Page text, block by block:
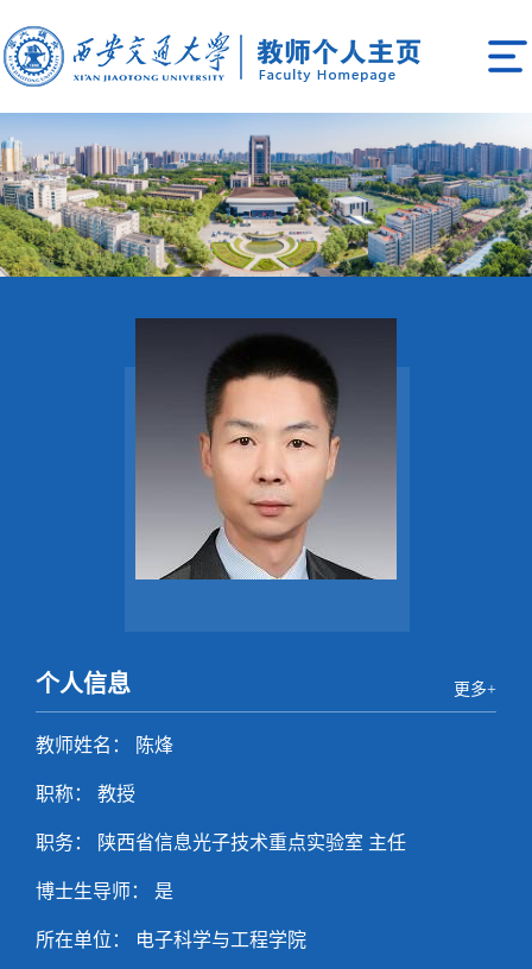
个人信息 更多+
教师姓名： 陈烽
职称： 教授
职务： 陕西省信息光子技术重点实验室 主任
博士生导师： 是
所在单位： 电子科学与工程学院